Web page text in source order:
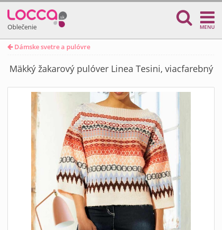
Oblečenie MENU
Dámske svetre a pulóvre
Mäkký žakarový pulóver Linea Tesini, viacfarebný